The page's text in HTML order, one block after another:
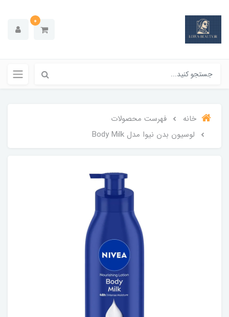
0
خانه
فهرست محصولات
لوسیون بدن نیوا مدل Body Milk